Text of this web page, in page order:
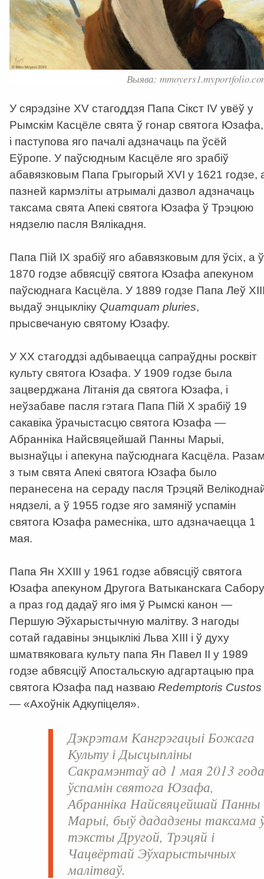
Выява:
У сярэдзіне XV стагоддзя Папа Сікст IV увёў у
Рымскім Касцёле свята ў гонар святога Юзафа,
і паступова яго пачалі адзначаць па ўсёй
Еўропе. У паўсюдным Касцёле яго зрабіў
абавязковым Папа Грыгорый XVI у 1621 годзе,
пазней кармэліты атрымалі дазвол адзначаць
таксама свята Апекі святога Юзафа ў Трэцюю
нядзелю пасля Вялікадня.
Папа Пій ІХ зрабіў яго абавязковым для ўсіх, а ў
1870 годзе абвясціў святога Юзафа апекуном
паўсюднага Касцёла. У 1889 годзе Папа Леў
выдаў энцыкліку Quamquam pluries,
прысвечаную святому Юзафу.
У ХХ стагоддзі адбываецца сапраўдны росквіт
культу святога Юзафа. У 1909 годзе была
зацверджана Літанія да святога Юзафа, і
неўзабаве пасля гэтага Папа Пій Х зрабіў 19
сакавіка ўрачыстасцю святога Юзафа —
Абранніка Найсвяцейшай Панны Марыі,
вызнаўцы і апекуна паўсюднага Касцёла.
з тым свята Апекі святога Юзафа было
перанесена на сераду пасля Трэцяй
нядзелі, а ў 1955 годзе яго замяніў успамін
святога Юзафа рамесніка, што адзначаецца 1
мая.
Папа Ян ХХІІІ у 1961 годзе абвясціў святога
Юзафа апекуном Другога Ватыканскага
а праз год дадаў яго імя ў Рымскі канон —
Першую Эўхарыстычную малітву. З нагоды
сотай гадавіны энцыклікі Льва ХІІІ і ў духу
шматвяковага культу папа Ян Павел ІІ у 1989
годзе абвясціў Апостальскую адгартацыю пра
святога Юзафа пад назваю Redemptoris Custos
— «Ахоўнік Адкупіцеля».
Дэкрэтам Кангрэгацыі Божага
Культу і Дысцыпліны
Сакрамэнтаў ад 1 мая 2013
ўспамін святога Юзафа,
Абранніка Найсвяцейшай Панны
Марыі, быў дададзены таксама
тэксты Другой, Трэцяй і
Чацвёртай Эўхарыстычных
малітваў.